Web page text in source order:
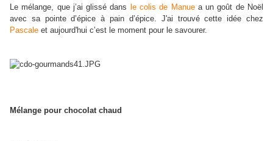
Le mélange, que j’ai glissé dans le colis de Manuea un goût de Noël
avec sa pointe d’épice à pain d’épice. J'ai trouvé cette idée chez
Pascale et aujourd'hui c’est le moment pour le savourer.
Mélange pour chocolat chaud